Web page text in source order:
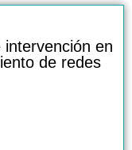
en
de redes